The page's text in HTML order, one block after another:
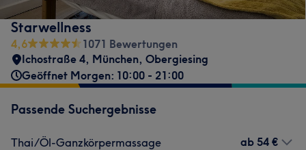
Starwellness
4,6
1071 Bewertungen
Ichostraße 4, München, Obergiesing
Geöffnet Morgen: 10:00 - 21:00
Passende Suchergebnisse
Thai/Öl-Ganzkörpermassage
ab 54 €